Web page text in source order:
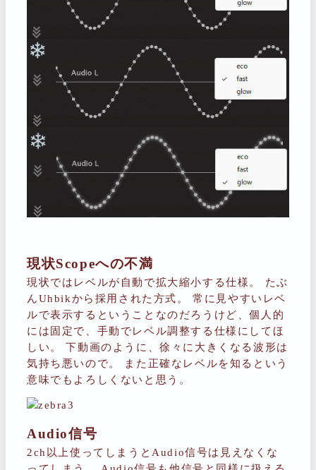
現状Scopeへの不満
現状ではレベルが自動で拡大縮小する仕様。 たぶ
んUhbikから採用された方式。 常に見やすいレベ
ルで表示するということなのだろうけど、個人的
には固定で、手動でレベル調整する仕様にしてほ
しい。 下動画のように、徐々に大きくなる波形は
気持ち悪いので。 また正確なレベルを知るという
意味でもよろしくないと思う。
Audio信号
2ch以上使ってしまうとAudio信号は見えなくな